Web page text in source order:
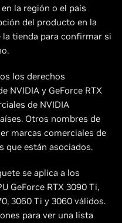
la región o el país
del producto en la
tienda para confirmar si
los derechos
NVIDIA y GeForce RTX
de NVIDIA
Otros nombres de
marcas comerciales de
que están asociados.
se aplica a los
GeForce RTX 3090 Ti,
3060 Ti y 3060 válidos.
para ver una lista